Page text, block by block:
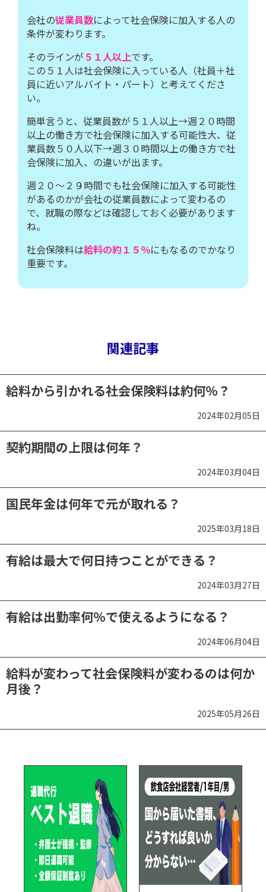
会社の従業員数によって社会保険に加入する人の
条件が変わります。
そのラインが５１人以上です。
この５１人は社会保険に入っている人（社員＋社
員に近いアルバイト・パート）と考えてくださ
い。
簡単言うと、従業員数が５１人以上→週２０時間
以上の働き方で社会保険に加入する可能性大、従
業員数５０人以下→週３０時間以上の働き方で社
会保険に加入、の違いが出ます。
週２０～２９時間でも社会保険に加入する可能性
があるのかが会社の従業員数によって変わるの
で、就職の際などは確認しておく必要があります
ね。
社会保険料は給料の約１５％にもなるのでかなり
重要です。
関連記事
給料から引かれる社会保険料は約何％？
2024年02月05日
契約期間の上限は何年？
2024年03月04日
国民年金は何年で元が取れる？
2025年03月18日
有給は最大で何日持つことができる？
2024年03月27日
有給は出勤率何％で使えるようになる？
2024年06月04日
給料が変わって社会保険料が変わるのは何か
月後？
2025年05月26日